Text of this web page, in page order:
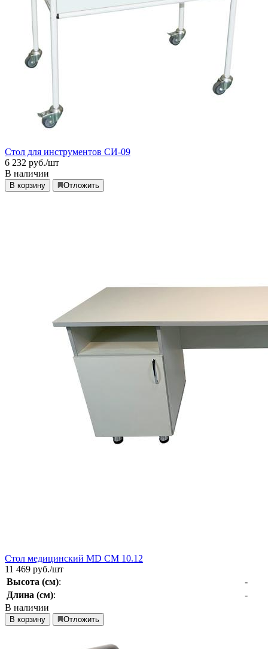
Стол для инструментов СИ-09
6 232 руб./шт
В наличии
В корзину Отложить
Стол медицинский MD СМ 10.12
11 469 руб./шт
Высота (см):
-
Длина (см):
-
В наличии
В корзину Отложить